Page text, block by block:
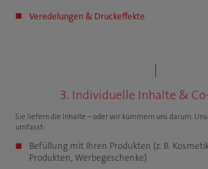
Veredelungen & Druckeffekte
3. Individuelle Inhalte &
Sie liefern die Inhalte – oder wir kümmern uns darum.
umfasst:
Befüllung mit Ihren Produkten (z. B.
Produkten, Werbegeschenke)